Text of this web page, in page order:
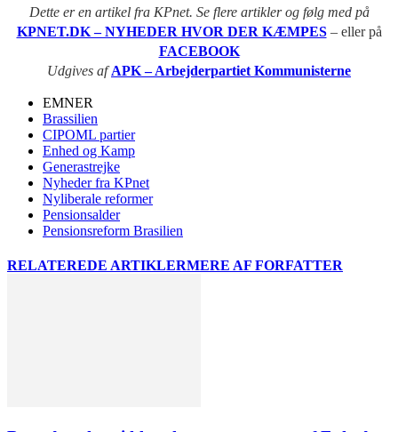
Dette er en artikel fra KPnet. Se flere artikler og følg med på
KPNET.DK – NYHEDER HVOR DER KÆMPES – eller på
FACEBOOK
Udgives afAPK – Arbejderpartiet Kommunisterne
EMNER
Brassilien
CIPOML partier
Enhed og Kamp
Generastrejke
Nyheder fra KPnet
Nyliberale reformer
Pensionsalder
Pensionsreform Brasilien
RELATEREDE ARTIKLERMERE AF FORFATTER